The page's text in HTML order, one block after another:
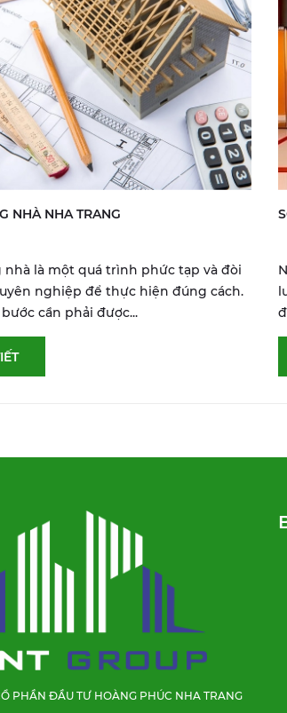
NHÀ NHA TRANG
nhà là một quá trình phức tạp và đòi
nghiệp để thực hiện đúng cách.
cần phải được...
PHẦN ĐẦU TƯ HOÀNG PHÚC NHA TRANG